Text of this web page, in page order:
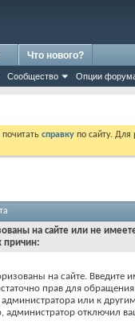
Сообщество Опции
Что нового?
справку по сайту.
на сайте или не
причин:
на сайте. Введите
прав для
или к
администратор отключил